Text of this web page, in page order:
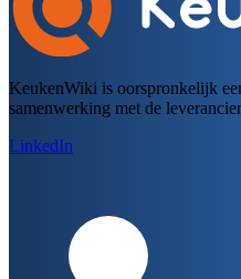
KeukenWiki is oorspronkelijk
samenwerking met de
LinkedIn